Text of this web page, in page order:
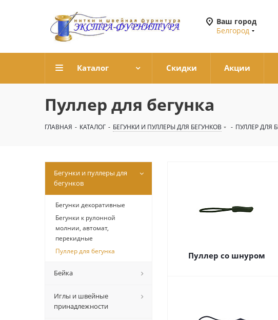
Ваш город
Белгород
Каталог Скидки Акции
Пуллер для бегунка
ГЛАВНАЯ - КАТАЛОГ - БЕГУНКИ И ПУЛЛЕРЫ ДЛЯ БЕГУНКОВ - ПУЛЛЕР ДЛЯ
Пуллер со шнуром
Бегунки и пуллеры для
бегунков
Бегунки декоративные
Бегунки к рулонной
молнии, автомат,
перекидные
Пуллер для бегунка
Бейка
Иглы и швейные
принадлежности